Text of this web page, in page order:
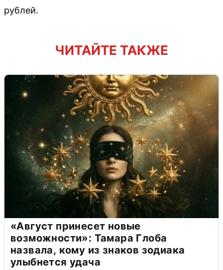
рублей.
ЧИТАЙТЕ ТАКЖЕ
«Август принесет новые
возможности»: Тамара Глоба
назвала, кому из знаков зодиака
улыбнется удача